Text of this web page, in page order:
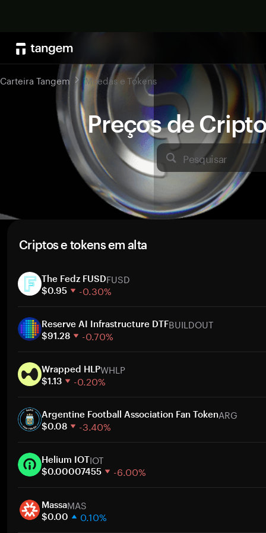
Preços de
Pesquisar
Carteira Tangem Moedas e Tokens
Criptos e tokens em alta
The Fedz FUSDFUSD
$0.95 -0.30%
30 dias
Capitalização de mercado
Reserve AI Infrastructure DTFBUILDOUT
$91.28 -0.70%
30 dias
Capitalização de mercado
Wrapped HLPWHLP
$1.13 -0.20%
30 dias
Capitalização de mercado
Argentine Football Association Fan TokenARG
$0.08 -3.40%
30 dias
Capitalização de mercado
Helium IOTIOT
$0.00007455 -6.00%
30 dias
Capitalização de mercado
MassaMAS
$0.00 0.10%